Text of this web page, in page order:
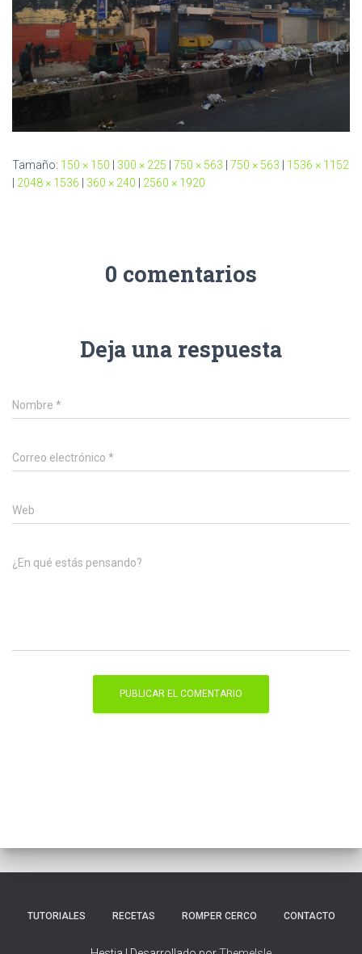
Tamaño: 150 × 150 | 300 × 225 | 750 × 563 | 750 × 563 | 1536 × 1152
| 2048 × 1536 | 360 × 240 | 2560 × 1920
0 comentarios
Deja una respuesta
Nombre *
Correo electrónico *
Web
¿En qué estás pensando?
TUTORIALES RECETAS ROMPER CERCO CONTACTO